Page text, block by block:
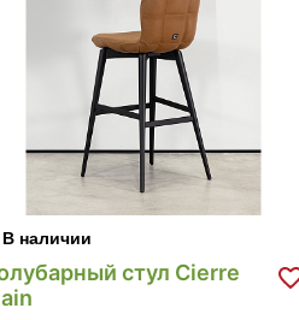
В наличии
стул Cierre